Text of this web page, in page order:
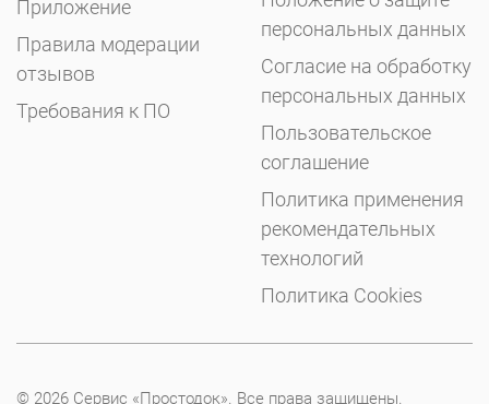
Приложение
Правила модерации
отзывов
Требования к ПО
персональных данных
Согласие на обработку
персональных данных
Пользовательское
соглашение
Политика применения
рекомендательных
технологий
Политика Cookies
© 2026 Сервис «Простодок». Все права защищены.